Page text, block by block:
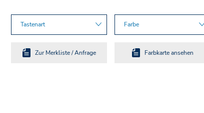
Tastenart Farbe
Zur Merkliste / Anfrage Farbkarte ansehen